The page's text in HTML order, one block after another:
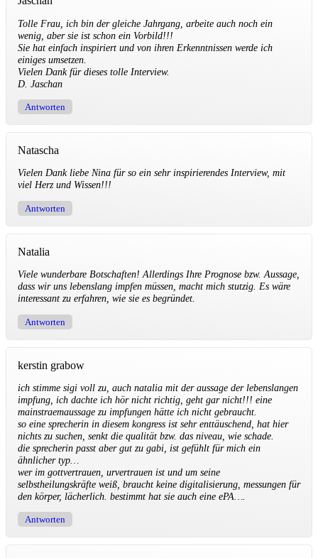
Tolle Frau, ich bin der gleiche Jahrgang, arbeite auch noch ein
wenig, aber sie ist schon ein Vorbild!!!
Sie hat einfach inspiriert und von ihren Erkenntnissen werde ich
einiges umsetzen.
Vielen Dank für dieses tolle Interview.
D. Jaschan
Antworten
Natascha
Vielen Dank liebe Nina für so ein sehr inspirierendes Interview, mit
viel Herz und Wissen!!!
Antworten
Natalia
Viele wunderbare Botschaften! Allerdings Ihre Prognose bzw. Aussage,
dass wir uns lebenslang impfen müssen, macht mich stutzig. Es wäre
interessant zu erfahren, wie sie es begründet.
Antworten
kerstin grabow
ich stimme sigi voll zu, auch natalia mit der aussage der lebenslangen
impfung, ich dachte ich hör nicht richtig, geht gar nicht!!! eine
mainstraemaussage zu impfungen hätte ich nicht gebraucht.
so eine sprecherin in diesem kongress ist sehr enttäuschend, hat hier
nichts zu suchen, senkt die qualität bzw. das niveau, wie schade.
die sprecherin passt aber gut zu gabi, ist gefühlt für mich ein
ähnlicher typ…
wer im gottvertrauen, urvertrauen ist und um seine
selbstheilungskräfte weiß, braucht keine digitalisierung, messungen für
den körper, lächerlich. bestimmt hat sie auch eine ePA….
Antworten